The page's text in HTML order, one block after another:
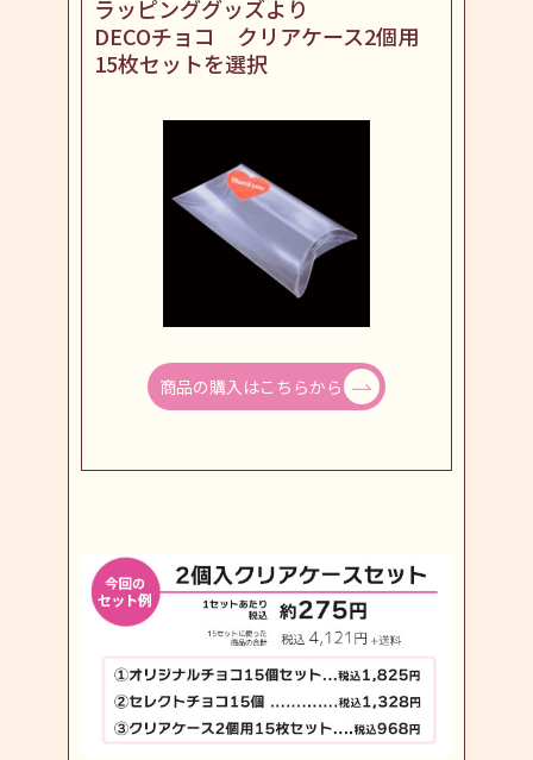
ラッピンググッズより
DECOチョコ クリアケース2個用
15枚セットを選択
商品の購入はこちらから